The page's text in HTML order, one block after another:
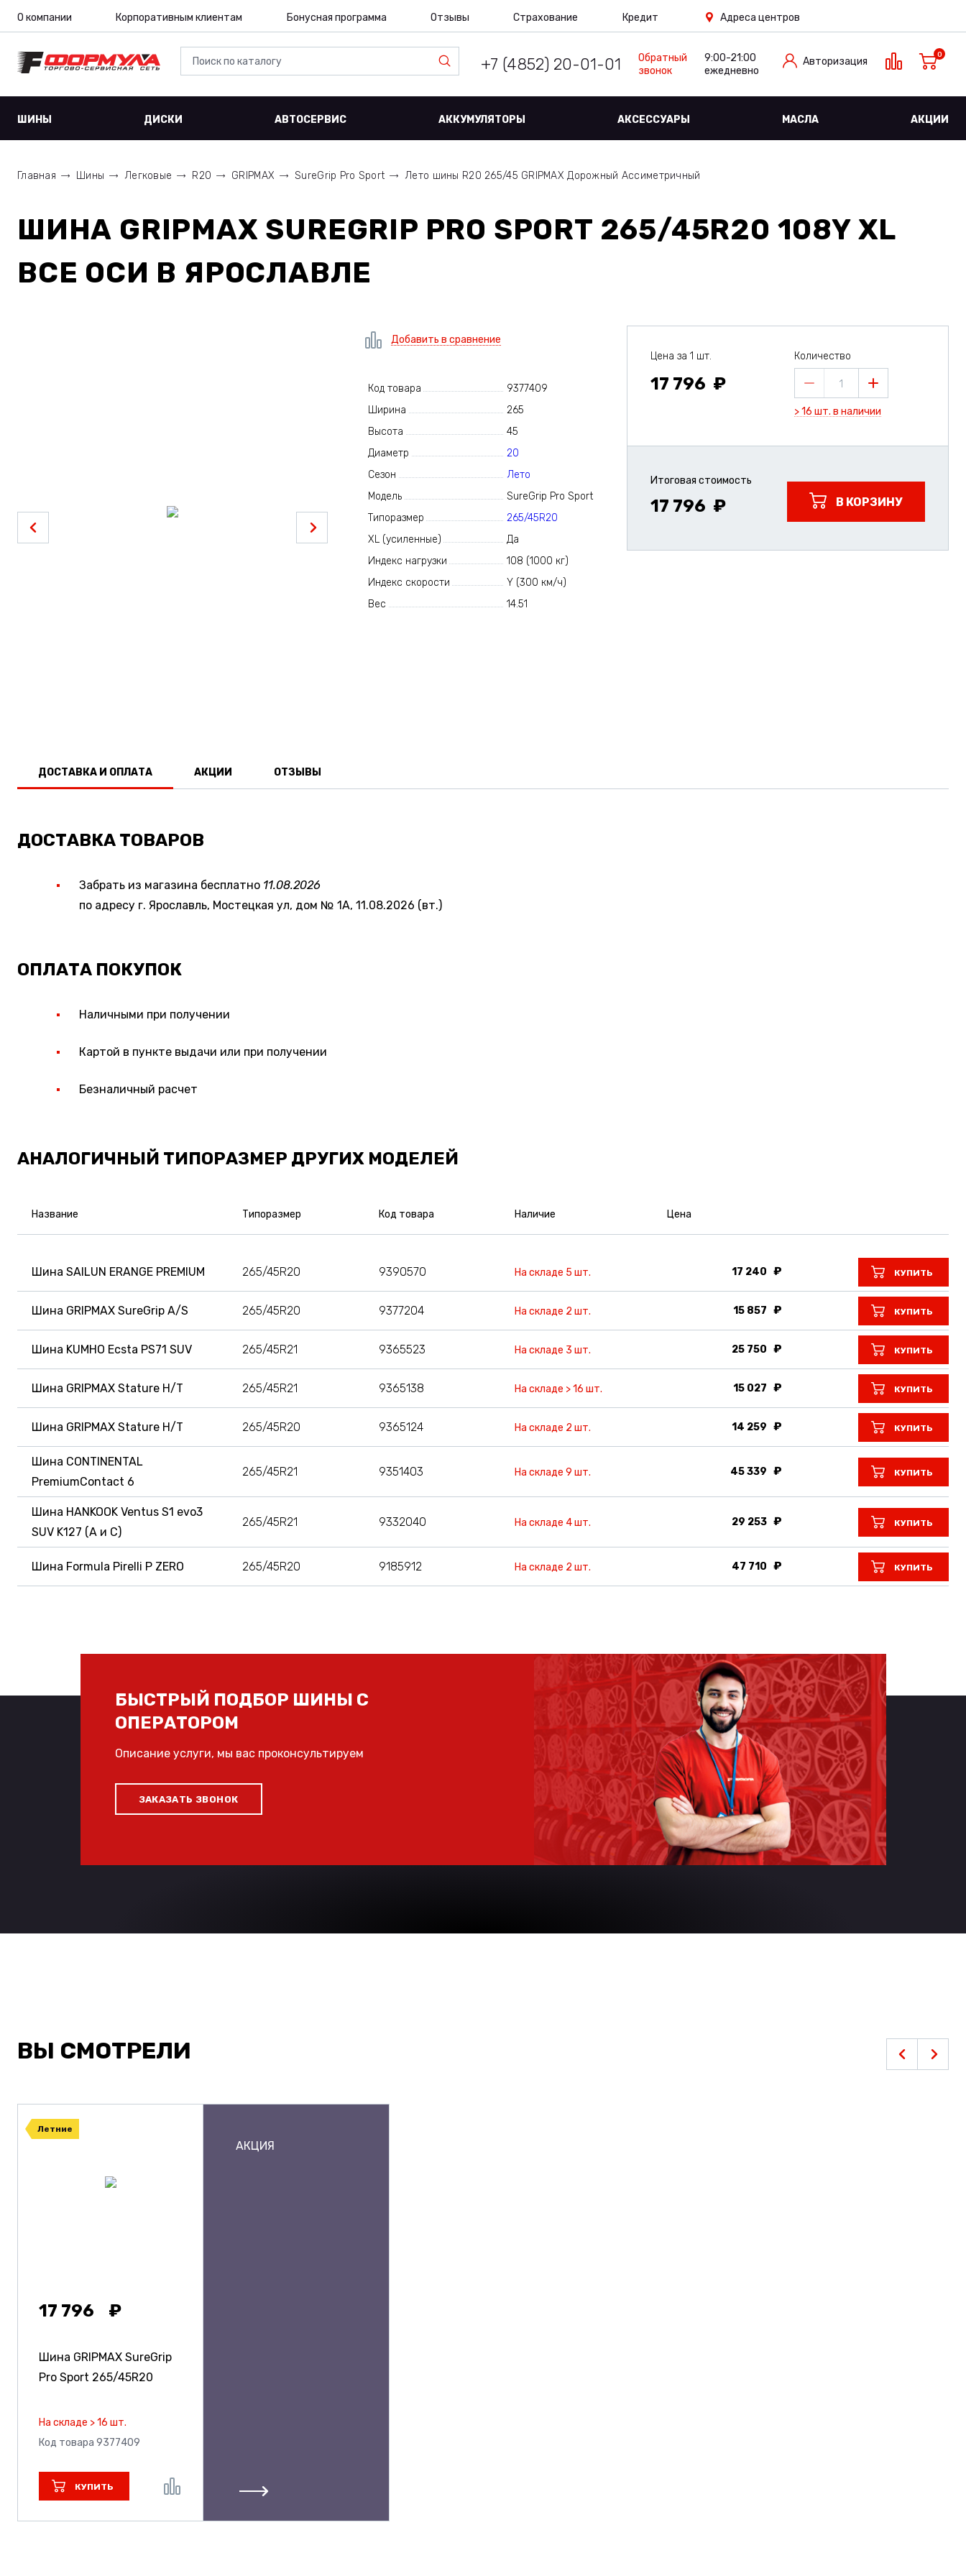
О компании Корпоративным клиентам Бонусная программа Отзывы Страхование Кредит Адреса центров
+7 (4852) 20-01-01
Обратный
звонок
9:00-21:00
ежедневно
Авторизация
0
ШИНЫ ДИСКИ АВТОСЕРВИС АККУМУЛЯТОРЫ АКСЕССУАРЫ МАСЛА АКЦИИ
Главная Шины Легковые R20 GRIPMAX SureGrip Pro Sport Лето шины R20 265/45 GRIPMAX Дорожный Ассиметричный
ШИНА GRIPMAX SUREGRIP PRO SPORT 265/45R20 108Y XL
ВСЕ ОСИ В ЯРОСЛАВЛЕ
Добавить в сравнение
Код товара
9377409
Ширина
265
Высота
45
Диаметр
20
Сезон
Лето
Модель
SureGrip Pro Sport
Типоразмер
265/45R20
XL (усиленные)
Да
Индекс нагрузки
108 (1000 кг)
Индекс скорости
Y (300 км/ч)
Вес
14.51
Цена за 1 шт.
17 796
Количество
1
> 16 шт. в наличии
Итоговая стоимость
17 796 В КОРЗИНУ
ДОСТАВКА И ОПЛАТА АКЦИИ ОТЗЫВЫ
ДОСТАВКА ТОВАРОВ
Забрать из магазина бесплатно 11.08.2026
по адресу г. Ярославль, Мостецкая ул, дом № 1А, 11.08.2026 (вт.)
ОПЛАТА ПОКУПОК
Наличными при получении
Картой в пункте выдачи или при получении
Безналичный расчет
АНАЛОГИЧНЫЙ ТИПОРАЗМЕР ДРУГИХ МОДЕЛЕЙ
Название Типоразмер Код товара Наличие Цена
Шина SAILUN ERANGE PREMIUM 265/45R20 9390570 На складе 5 шт. 17 240 КУПИТЬ
Шина GRIPMAX SureGrip A/S 265/45R20 9377204 На складе 2 шт. 15 857 КУПИТЬ
Шина KUMHO Ecsta PS71 SUV 265/45R21 9365523 На складе 3 шт. 25 750 КУПИТЬ
Шина GRIPMAX Stature H/T 265/45R21 9365138 На складе > 16 шт. 15 027 КУПИТЬ
Шина GRIPMAX Stature H/T 265/45R20 9365124 На складе 2 шт. 14 259 КУПИТЬ
Шина CONTINENTAL
PremiumContact 6
265/45R21 9351403 На складе 9 шт. 45 339 КУПИТЬ
Шина HANKOOK Ventus S1 evo3
SUV K127 (A и C)
265/45R21 9332040 На складе 4 шт. 29 253 КУПИТЬ
Шина Formula Pirelli P ZERO 265/45R20 9185912 На складе 2 шт. 47 710 КУПИТЬ
БЫСТРЫЙ ПОДБОР ШИНЫ С
ОПЕРАТОРОМ
Описание услуги, мы вас проконсультируем
ЗАКАЗАТЬ ЗВОНОК
ВЫ СМОТРЕЛИ
Летние
17 796
Шина GRIPMAX SureGrip
Pro Sport 265/45R20
На складе > 16 шт.
Код товара 9377409
КУПИТЬ
АКЦИЯ